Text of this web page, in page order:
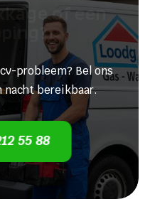
of een
probleem? Bel ons
nacht bereikbaar.
55 88